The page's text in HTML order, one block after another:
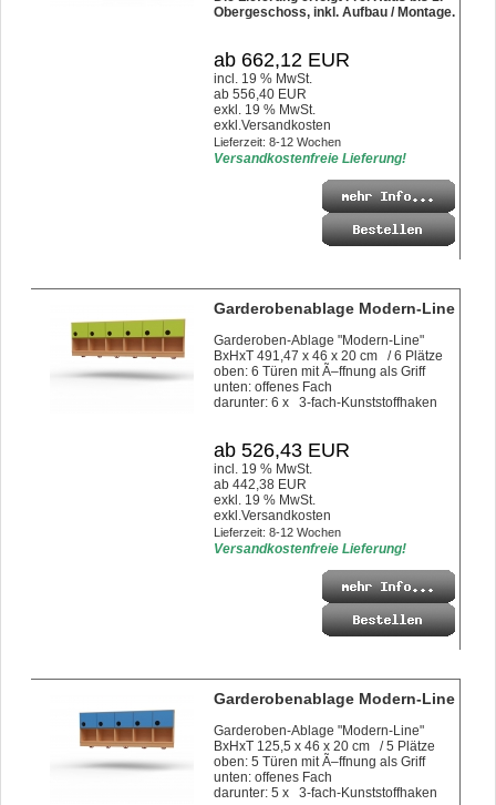
Obergeschoss, inkl. Aufbau / Montage.
ab 662,12 EUR
incl. 19 % MwSt.
ab 556,40 EUR
exkl. 19 % MwSt.
exkl.Versandkosten
Lieferzeit: 8-12 Wochen
Versandkostenfreie Lieferung!
Garderobenablage Modern-Line
Garderoben-Ablage "Modern-Line"
BxHxT 491,47 x 46 x 20 cm / 6 Plätze
oben: 6 Türen mit Ã–ffnung als Griff
unten: offenes Fach
darunter: 6 x 3-fach-Kunststoffhaken
ab 526,43 EUR
incl. 19 % MwSt.
ab 442,38 EUR
exkl. 19 % MwSt.
exkl.Versandkosten
Lieferzeit: 8-12 Wochen
Versandkostenfreie Lieferung!
Garderobenablage Modern-Line
Garderoben-Ablage "Modern-Line"
BxHxT 125,5 x 46 x 20 cm / 5 Plätze
oben: 5 Türen mit Ã–ffnung als Griff
unten: offenes Fach
darunter: 5 x 3-fach-Kunststoffhaken